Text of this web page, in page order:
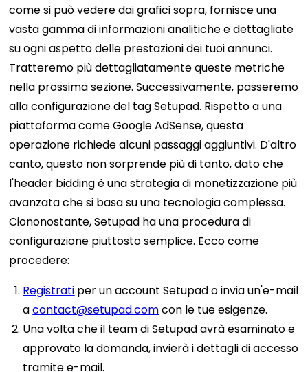
come si può vedere dai grafici sopra, fornisce una
vasta gamma di informazioni analitiche e dettagliate
su ogni aspetto delle prestazioni dei tuoi annunci.
Tratteremo più dettagliatamente queste metriche
nella prossima sezione. Successivamente, passeremo
alla configurazione del tag Setupad. Rispetto a una
piattaforma come Google AdSense, questa
operazione richiede alcuni passaggi aggiuntivi. D'altro
canto, questo non sorprende più di tanto, dato che
l'header bidding è una strategia di monetizzazione più
avanzata che si basa su una tecnologia complessa.
Ciononostante, Setupad ha una procedura di
configurazione piuttosto semplice. Ecco come
procedere:
Registrati per un account Setupad o invia un'e-mail
acontact@setupad.comcon le tue esigenze.
Una volta che il team di Setupad avrà esaminato e
approvato la domanda, invierà i dettagli di accesso
tramite e-mail.